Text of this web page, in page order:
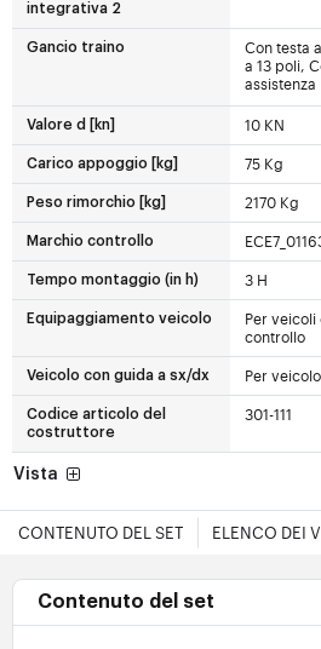
integrativa 2
Gancio traino
Con testa
a 13 poli,
Valore d [kn] 10 KN
Carico appoggio [kg] 75 Kg
Peso rimorchio [kg] 2170 Kg
Marchio controllo
Tempo montaggio (in h) 3 H
Equipaggiamento veicolo
Per
controllo
Veicolo con guida a sx/dx Per
Codice articolo del
costruttore
301-111
Vista
CONTENUTO DEL SET ELENCO DEI
Contenuto del set